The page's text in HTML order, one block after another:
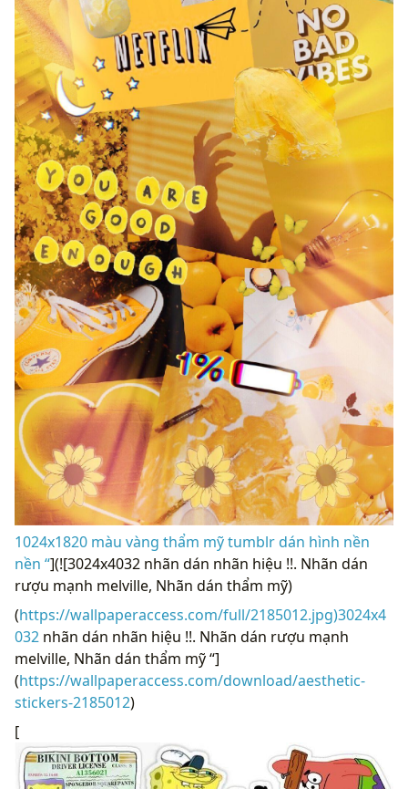
1024x1820 màu vàng thẩm mỹ tumblr dán hình nền
nền “](![3024x4032 nhãn dán nhãn hiệu !!. Nhãn dán
rượu mạnh melville, Nhãn dán thẩm mỹ)
(https://wallpaperaccess.com/full/2185012.jpg)3024x4
032 nhãn dán nhãn hiệu !!. Nhãn dán rượu mạnh
melville, Nhãn dán thẩm mỹ “]
(https://wallpaperaccess.com/download/aesthetic-
stickers-2185012)
[